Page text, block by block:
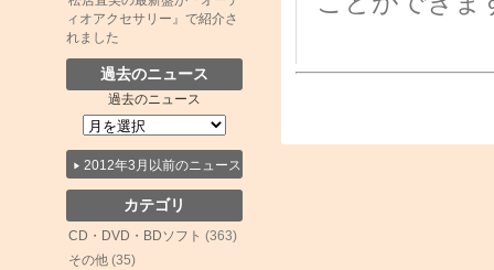
ィオアクセサリー』で紹介さ
れました
過去のニュース
過去のニュース
2012年3月以前のニュース
カテゴリ
CD・DVD・BDソフト (363)
その他 (35)